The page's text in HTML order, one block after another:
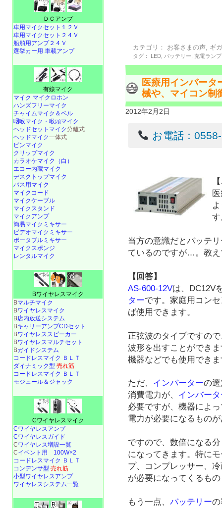
カテゴリ： お客さまの声, ギ
タグ： LED バッテリー 充電ランプ
医療用インバータ
械や、マイコン制
2012年2月2日
お電話：
当方の意識だとバッテ
ているのですが…。教
【回答】
AS-600-12Vは、DC12V
ターです。家庭用コン
ば使用できます。
正弦波のタイプですの
波形を出すことができ
機器などでも使用でき
ただ、 インバーターの
消費電力が、 インバー
必要ですが、機器によ
電力が必要になるもの
ですので、数倍になる
になってきます。特に
プ、コンプレッサー、
が必要になってくるも
もう一点、バッテリー
ＤＣアンプ
車用マイクセット１２Ｖ
車用マイクセット２４Ｖ
船舶用アンプ２４Ｖ
選挙カー用 車載アンプ
有線マイク
マイク マイクロホン
ハンズフリーマイク
チャイムマイク＆ベル
咽喉マイク・喉頭マイク
ヘッドセットマイク分離式
ヘッドマイク一体式
ピンマイク
クリップマイク
カラオケマイク（白）
エコー内蔵マイク
デスクトップマイク
バス用マイク
マイクコード
マイクケーブル
マイクスタンド
マイクアンプ
簡易マイクミキサー
ビデオマイクミキサー
ポータブルミキサー
マイクスポンジ
レンタルマイク
Bワイヤレスマイク
Bマルチマイク
Bワイヤレスマイク
B店内放送システム
BキャリーアンプCDセット
Bワイヤレススピーカー
Bワイヤレスマルチセット
Bガイドシステム
コードレスマイク ＢＬＴ
ダイナミック型 売れ筋
コードレスマイク ＢＬＴ
モジュール＆ジャック
Cワイヤレスマイク
Cワイヤレスアンプ
Cワイヤレスガイド
Cワイヤレス増設一覧
Cイベント用 100W×2
コードレスマイク ＢＬＴ
コンデンサ型 売れ筋
小型ワイヤレスアンプ
ワイヤレスシステム一覧